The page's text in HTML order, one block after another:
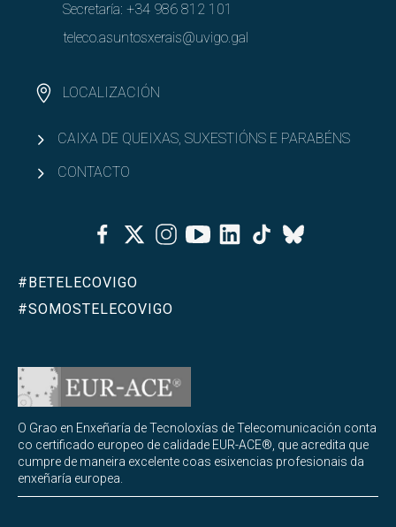
Secretaría: +34 986 812 101
teleco.asuntosxerais@uvigo.gal
LOCALIZACIÓN
CAIXA DE QUEIXAS, SUXESTIÓNS E PARABÉNS
CONTACTO
FacebookTwitterInstagramYoutubeLinkedinTiktok
Bluesky
#BETELECOVIGO
#SOMOSTELECOVIGO
O Grao en Enxeñaría de Tecnoloxías de Telecomunicación conta
co certificado europeo de calidade EUR-ACE®, que acredita que
cumpre de maneira excelente coas esixencias profesionais da
enxeñaría europea.